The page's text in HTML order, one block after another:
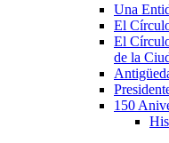
Una
El
El
de la
150